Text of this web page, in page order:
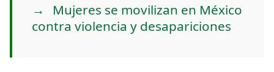
Mujeres se movilizan en México
contra violencia y desapariciones